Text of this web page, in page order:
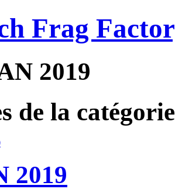
Frag
2019
de la
2019